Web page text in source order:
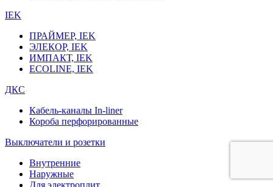
IEK
ПРАЙМЕР, IEK
ЭЛЕКОР, IEK
ИМПАКТ, IEK
ECOLINE, IEK
ДКС
Кабель-каналы In-liner
Короба перфорированные
Выключатели и розетки
Внутренние
Наружные
Для электроплит